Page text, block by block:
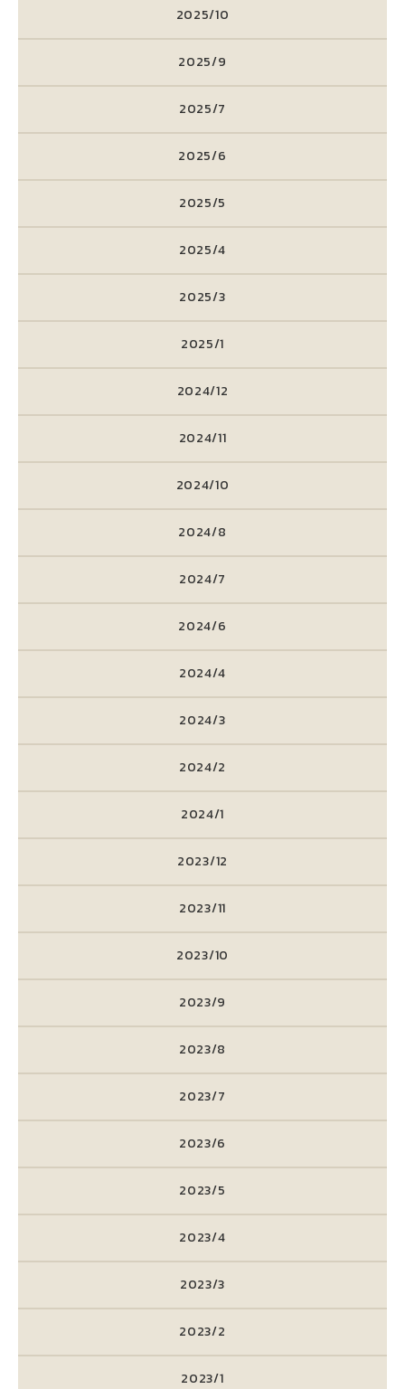
2025/10
2025/9
2025/7
2025/6
2025/5
2025/4
2025/3
2025/1
2024/12
2024/11
2024/10
2024/8
2024/7
2024/6
2024/4
2024/3
2024/2
2024/1
2023/12
2023/11
2023/10
2023/9
2023/8
2023/7
2023/6
2023/5
2023/4
2023/3
2023/2
2023/1